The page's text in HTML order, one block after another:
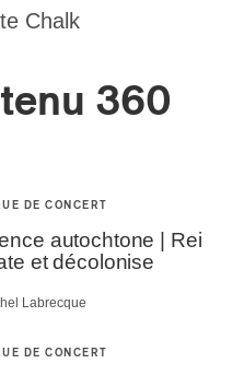
Chalk
360
DE CONCERT
autochtone | Rei
et décolonise
Labrecque
DE CONCERT